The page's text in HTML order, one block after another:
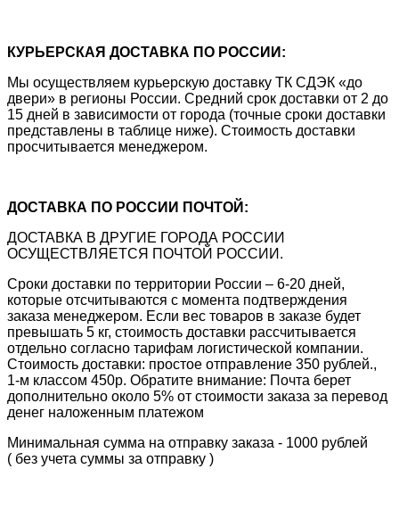
КУРЬЕРСКАЯ ДОСТАВКА ПО РОССИИ:
Мы осуществляем курьерскую доставку ТК СДЭК «до
двери» в регионы России. Средний срок доставки от 2 до
15 дней в зависимости от города (точные сроки доставки
представлены в таблице ниже). Стоимость доставки
просчитывается менеджером.
ДОСТАВКА ПО РОССИИ ПОЧТОЙ:
ДОСТАВКА В ДРУГИЕ ГОРОДА РОССИИ
ОСУЩЕСТВЛЯЕТСЯ ПОЧТОЙ РОССИИ.
Сроки доставки по территории России – 6-20 дней,
которые отсчитываются с момента подтверждения
заказа менеджером. Если вес товаров в заказе будет
превышать 5 кг, стоимость доставки рассчитывается
отдельно согласно тарифам логистической компании.
Стоимость доставки: простое отправление 350 рублей.,
1-м классом 450р. Обратите внимание: Почта берет
дополнительно около 5% от стоимости заказа за перевод
денег наложенным платежом
Минимальная сумма на отправку заказа - 1000 рублей
( без учета суммы за отправку )